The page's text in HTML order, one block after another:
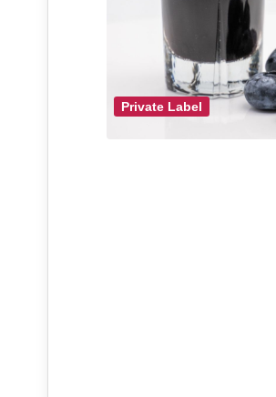
Private Label